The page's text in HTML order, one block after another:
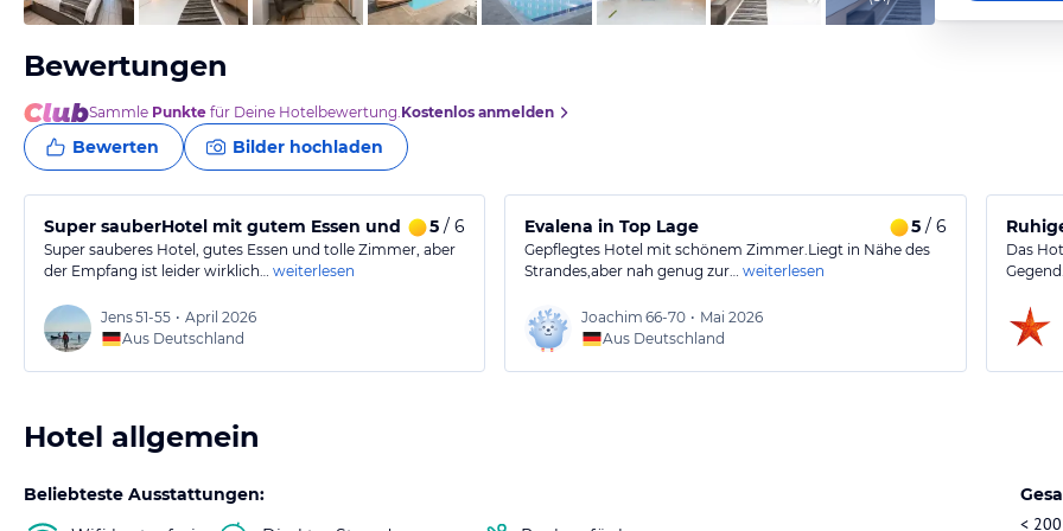
Bewertungen
Sammle Punkte für Deine Hotelbewertung.Kostenlos anmelden
Bewerten Bilder hochladen
Super sauberHotel mit gutem Essen und tollem Personal. Aber schwächen am Empfang was nicht gut war.
5 / 6
Super sauberes Hotel, gutes Essen und tolle Zimmer, aber
der Empfang ist leider wirklich… weiterlesen
Jens51-55 • April 2026
Aus Deutschland
Evalena in Top Lage 5/ 6
Gepflegtes Hotel mit schönem Zimmer.Liegt in Nähe des
Strandes,aber nah genug zur… weiterlesen
Joachim 66-70 • Mai 2026
Aus Deutschland
Das
Hotel allgemein
Beliebteste Ausstattungen:
< 200